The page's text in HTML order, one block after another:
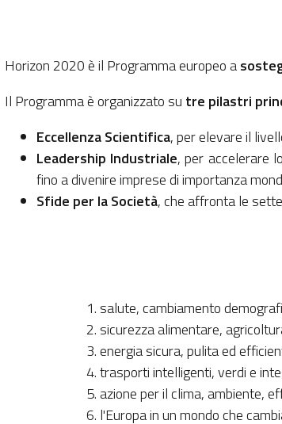
Horizon 2020 è il Programma europeo a
Il Programma è organizzato su tre pilastri
Eccellenza Scientifica, per elevare il
Leadership Industriale, per accelerare
fino a divenire imprese di importanza
Sfide per la Società, che affronta le
salute, cambiamento
sicurezza alimentare,
energia sicura, pulita ed
trasporti intelligenti, verdi e
azione per il clima, ambiente,
l'Europa in un mondo che